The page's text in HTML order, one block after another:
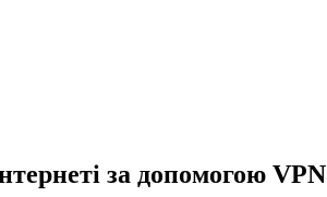
за допомогою VPN